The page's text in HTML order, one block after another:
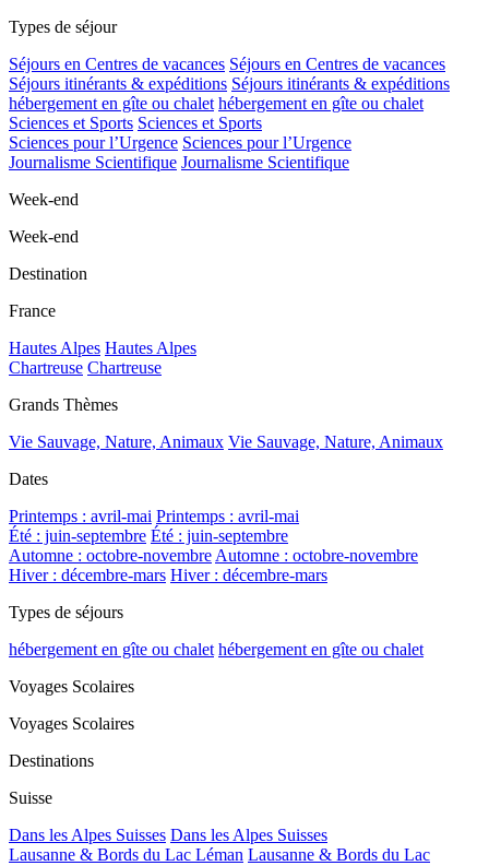
Types de séjour
Séjours en Centres de vacances Séjours en Centres de vacances
Séjours itinérants & expéditions Séjours itinérants & expéditions
hébergement en gîte ou chalet hébergement en gîte ou chalet
Sciences et Sports Sciences et Sports
Sciences pour l’Urgence Sciences pour l’Urgence
Journalisme Scientifique Journalisme Scientifique
Week-end
Week-end
Destination
France
Hautes Alpes Hautes Alpes
Chartreuse Chartreuse
Grands Thèmes
Vie Sauvage, Nature, Animaux Vie Sauvage, Nature, Animaux
Dates
Printemps : avril-mai Printemps : avril-mai
Été : juin-septembre Été : juin-septembre
Automne : octobre-novembre Automne : octobre-novembre
Hiver : décembre-mars Hiver : décembre-mars
Types de séjours
hébergement en gîte ou chalet hébergement en gîte ou chalet
Voyages Scolaires
Voyages Scolaires
Destinations
Suisse
Dans les Alpes Suisses Dans les Alpes Suisses
Lausanne & Bords du Lac Léman Lausanne & Bords du Lac